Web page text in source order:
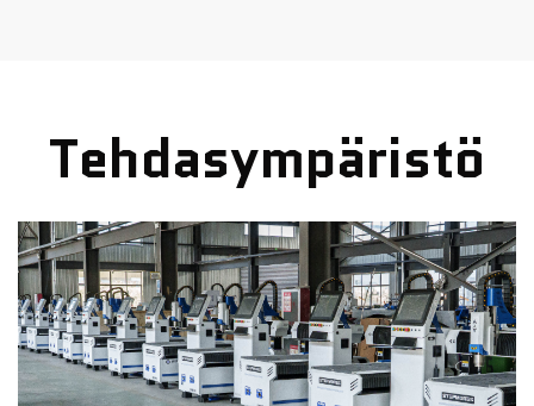
laatu, erinomainen palvelu – tämä on meidän periaatteemme,
toivomme saavamme mahdollisuuden tehdä yhteistyötä kanssanne.
Tehdasympäristö